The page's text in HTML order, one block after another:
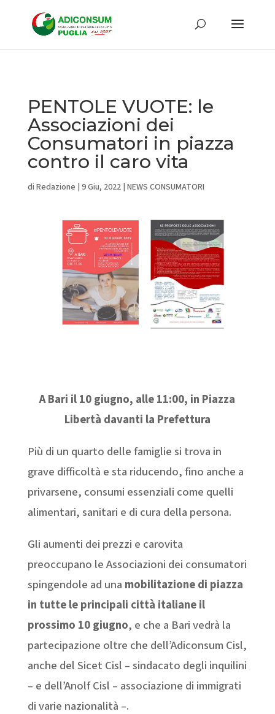
PENTOLE VUOTE: le
Associazioni dei
Consumatori in piazza
contro il caro vita
di Redazione 9 Giu, 2022| NEWS CONSUMATORI
A Bari il 10 giugno, alle 11:00, in Piazza
Libertà davanti la Prefettura
Più di un quarto delle famiglie si trova in
grave difficoltà e sta riducendo, fino anche a
privarsene, consumi essenziali come quelli
alimentari, sanitari e di cura della persona.
Gli aumenti dei prezzi e carovita
preoccupano le Associazioni dei consumatori
spingendole ad una mobilitazione di piazza
in tutte le principali città italiane il
prossimo 10 giugno, e che a Bari vedrà la
partecipazione oltre che dell’Adiconsum Cisl,
anche del Sicet Cisl – sindacato degli inquilini
– e dell’Anolf Cisl – associazione di immigrati
di varie nazionalità –.